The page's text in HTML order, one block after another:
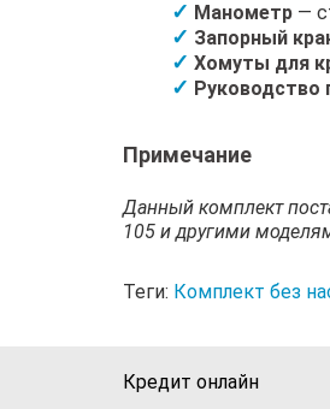
Манометр —
Запорный
Хомуты для
Руководство
Примечание
Данный комплект
105 и другими
Теги: Комплект без
Кредит онлайн